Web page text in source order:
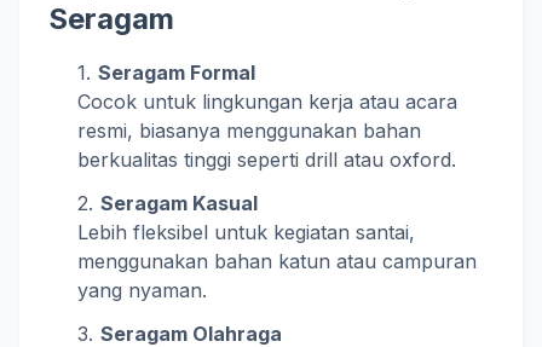
Seragam
Seragam Formal
Cocok untuk lingkungan kerja atau acara
resmi, biasanya menggunakan bahan
berkualitas tinggi seperti drill atau oxford.
Seragam Kasual
Lebih fleksibel untuk kegiatan santai,
menggunakan bahan katun atau campuran
yang nyaman.
Seragam Olahraga